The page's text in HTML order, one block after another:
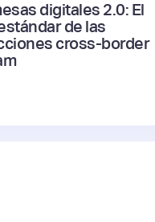
digitales 2.0: El
de las
cross-border